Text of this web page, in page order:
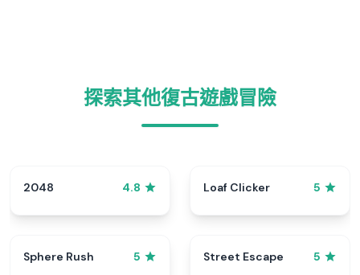
探索其他復古遊戲冒險
2048 4.8 Loaf Clicker 5
Sphere Rush 5 Street Escape 5